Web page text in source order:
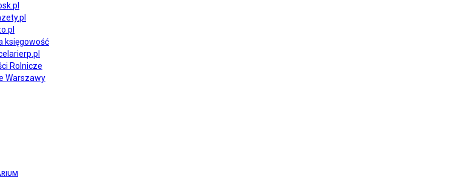
księgowość
Rolnicze
Warszawy